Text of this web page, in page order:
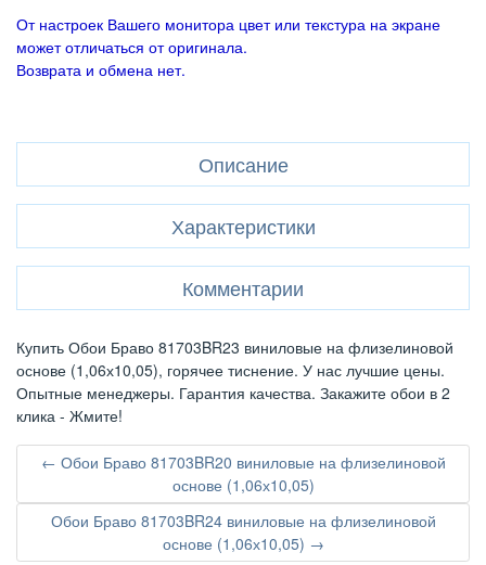
От настроек Вашего монитора цвет или текстура на экране
может отличаться от оригинала.
Возврата и обмена нет.
Описание
Характеристики
Комментарии
Купить Обои Браво 81703BR23 виниловые на флизелиновой
основе (1,06х10,05), горячее тиснение. У нас лучшие цены.
Опытные менеджеры. Гарантия качества. Закажите обои в 2
клика - Жмите!
← Обои Браво 81703BR20 виниловые на флизелиновой
основе (1,06х10,05)
Обои Браво 81703BR24 виниловые на флизелиновой
основе (1,06х10,05) →